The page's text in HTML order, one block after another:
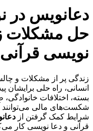
دعانویس در
حل مشکلات
نویسی قرآنی
زندگی پر از مشکلات و
انسانی، راه حلی برایشان
بسته، اختلافات
شکست‌های مالی می‌توانند
شرایط کمک گرفتن از
قرآنی و دعا نویسی کار